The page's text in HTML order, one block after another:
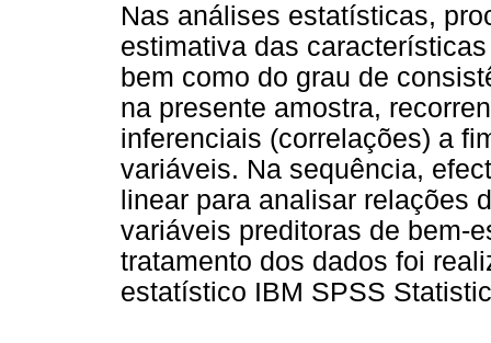
Nas análises estatísticas,
estimativa das
bem como do grau de
na presente amostra,
inferenciais (correlações) a
variáveis. Na sequência,
linear para analisar relações
variáveis preditoras de bem-
tratamento dos dados foi
estatístico IBM SPSS